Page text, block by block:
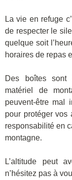
La vie en refuge
de respecter le
quelque soit
horaires de repas
Des boîtes sont
matériel de
peuvent-être mal
pour protéger vos
responsabilité en
montagne.
L’altitude peut
n’hésitez pas à